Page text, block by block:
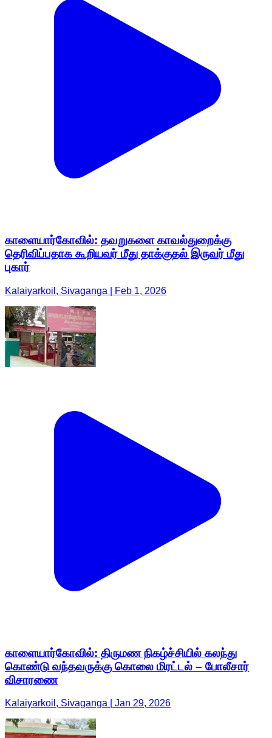
காளையார்கோவில்: தவறுகளை காவல்துறைக்கு
தெரிவிப்பதாக கூறியவர் மீது தாக்குதல் இருவர் மீது
புகார்
Kalaiyarkoil, Sivaganga | Feb 1, 2026
காளையார்கோவில்: திருமண நிகழ்ச்சியில் கலந்து
கொண்டு வந்தவருக்கு கொலை மிரட்டல் – போலீசார்
விசாரணை
Kalaiyarkoil, Sivaganga | Jan 29, 2026